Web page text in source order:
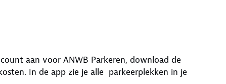
aan voor ANWB Parkeren, download de
In de app zie je alle parkeerplekken in je